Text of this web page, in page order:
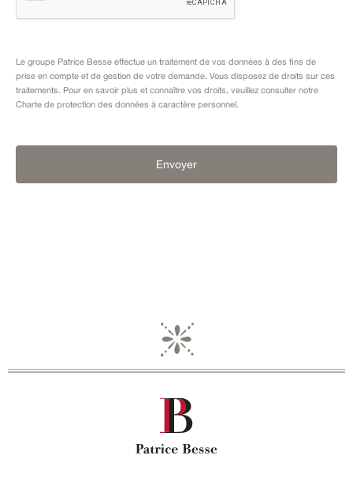
Le groupe Patrice Besse effectue un traitement de vos données à des fins de
prise en compte et de gestion de votre demande. Vous disposez de droits sur ces
traitements. Pour en savoir plus et connaître vos droits, veuillez consulter notre
Charte de protection des données à caractère personnel .
Envoyer